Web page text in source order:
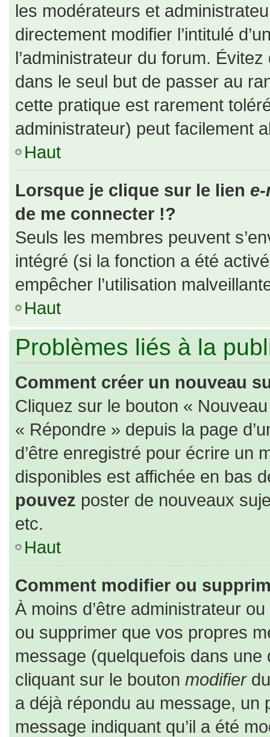
les modérateurs et
directement modifier l’intitulé
l’administrateur du forum.
dans le seul but de passer au
cette pratique est rarement
administrateur) peut facilement
Haut
Lorsque je clique sur le lien
de me connecter !?
Seuls les membres peuvent
intégré (si la fonction a été
empêcher l’utilisation
Haut
Problèmes liés à la
Comment créer un nouveau
Cliquez sur le bouton «
« Répondre » depuis la page
d’être enregistré pour écrire un
disponibles est affichée en bas
pouvez poster de nouveaux
etc.
Haut
Comment modifier ou
À moins d’être administrateur
ou supprimer que vos propres
message (quelquefois dans
cliquant sur le bouton modifierdu
a déjà répondu au message, un
message indiquant qu’il a été